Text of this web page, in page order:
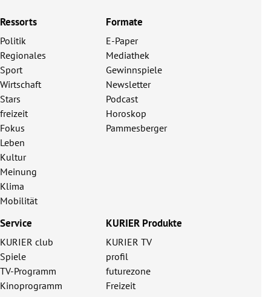
Ressorts
Politik
Regionales
Sport
Wirtschaft
Stars
freizeit
Fokus
Leben
Kultur
Meinung
Klima
Mobilität
Formate
E-Paper
Mediathek
Gewinnspiele
Newsletter
Podcast
Horoskop
Pammesberger
Service
KURIER club
Spiele
TV-Programm
Kinoprogramm
KURIER Produkte
KURIER TV
profil
futurezone
Freizeit